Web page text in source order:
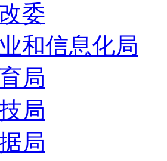
委
和信息化局
局
局
局